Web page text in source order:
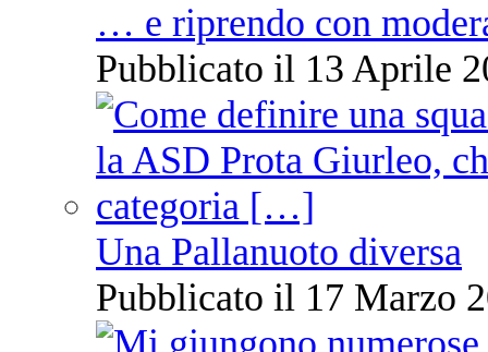
… e riprendo con
Pubblicato il 13 Aprile
Una Pallanuoto diversa
Pubblicato il 17 Marzo